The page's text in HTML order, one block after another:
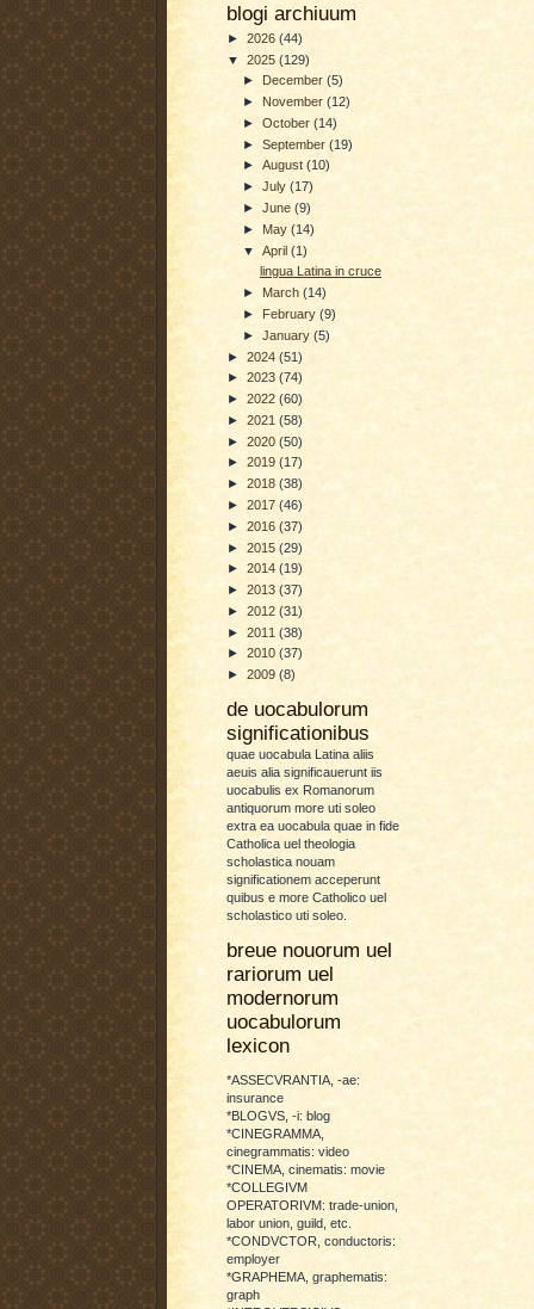
blogi archiuum
► 2026 (44)
▼ 2025 (129)
►
December(5)
►November(12)
►October(14)
►September(19)
►August(10)
►July(17)
►June(9)
► May(14)
▼April(1)
lingua Latina in cruce
►March(14)
►February(9)
►January(5)
► 2024 (51)
► 2023 (74)
► 2022 (60)
► 2021 (58)
► 2020 (50)
► 2019 (17)
► 2018 (38)
► 2017 (46)
► 2016 (37)
► 2015 (29)
► 2014 (19)
► 2013 (37)
► 2012 (31)
► 2011 (38)
► 2010 (37)
► 2009 (8)
de uocabulorum
significationibus
quae uocabula Latina aliis
aeuis alia significauerunt iis
uocabulis ex Romanorum
antiquorum more uti soleo
extra ea uocabula quae in fide
Catholica uel theologia
scholastica nouam
significationem acceperunt
quibus e more Catholico uel
scholastico uti soleo.
breue nouorum uel
rariorum uel
modernorum
uocabulorum
lexicon
*ASSECVRANTIA, -ae:
insurance
*BLOGVS, -i: blog
*CINEGRAMMA,
cinegrammatis: video
*CINEMA, cinematis: movie
*COLLEGIVM
OPERATORIVM: trade-union,
labor union, guild, etc.
*CONDVCTOR, conductoris:
employer
*GRAPHEMA, graphematis:
graph